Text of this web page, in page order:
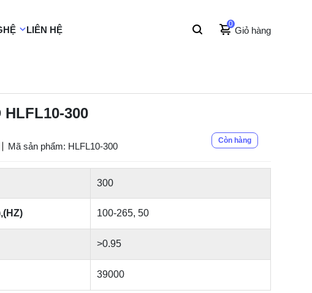
LIÊN HỆ
0
Giỏ hàng
300
Mã sản phẩm: HLFL10-300
Còn hàng
300
100-265, 50
>0.95
39000